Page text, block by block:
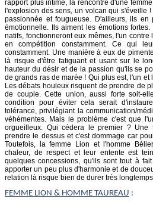
rapport plus intime, la rencontre d'une
l'explosion des sens, un volcan qui s'éveille
passionnée et fougueuse. D'ailleurs, ils en
émotionnelle. Ils aiment les émotions
natifs, fonctionneront eux mêmes, l'un
en compétition constamment. Ce qui
constamment. Une manière à eux de
là risque d'être fatiguant et usant sur le
hauteur du désir et de la passion qu'ils se
de grands ras de marée ! Qui plus est, l'un et
Les débats houleux risquent de prendre de
de couple. Cette union, aussi forte soit-
condition pour éviter cela serait
tolérance, privilégiant la communication/
véhémentes. Mais le problème c'est que
orgueilleux. Qui cédera le premier ? Une
prendre le dessus et c'est dommage car
Toutefois, la femme Lion et l'homme
chaleur, de respect et leur entente est
quelques concessions, qu'ils sont tout à
apporter un peu plus d'harmonie et de
relation là risque bien de durer très
FEMME LION & HOMME TAUREAU :